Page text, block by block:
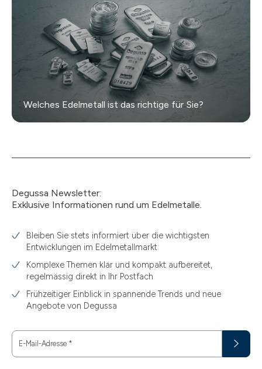
Welches Edelmetall ist das richtige für Sie?
Degussa Newsletter:
Exklusive Informationen rund um Edelmetalle.
Bleiben Sie stets informiert über die wichtigsten
Entwicklungen im Edelmetallmarkt
Komplexe Themen klar und kompakt aufbereitet,
regelmässig direkt in Ihr Postfach
Frühzeitiger Einblick in spannende Trends und neue
Angebote von Degussa
E-Mail-Adresse *